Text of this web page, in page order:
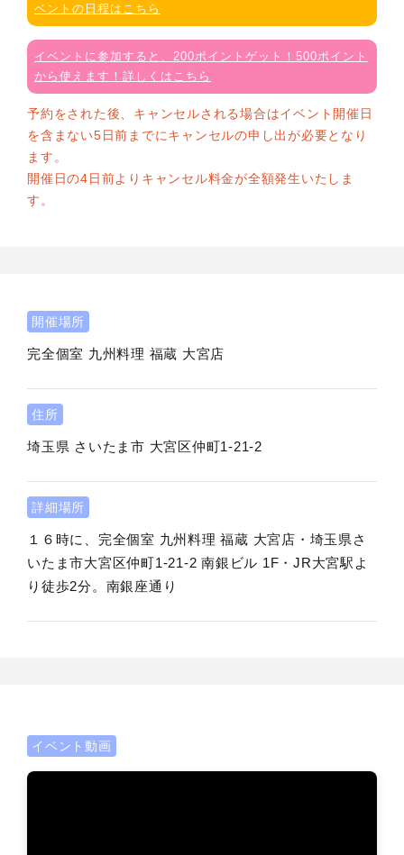
ベントの日程はこちら
イベントに参加すると、200ポイントゲット！500ポイント
から使えます！詳しくはこちら
予約をされた後、キャンセルされる場合はイベント開催日
を含まない5日前までにキャンセルの申し出が必要となり
ます。
開催日の4日前よりキャンセル料金が全額発生いたしま
す。
開催場所
完全個室 九州料理 福蔵 大宮店
住所
埼玉県 さいたま市 大宮区仲町1-21-2
詳細場所
１６時に、完全個室 九州料理 福蔵 大宮店・埼玉県さ
いたま市大宮区仲町1-21-2 南銀ビル 1F・JR大宮駅よ
り徒歩2分。南銀座通り
イベント動画